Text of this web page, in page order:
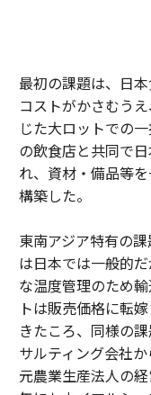
最初の課題は、日
コストがかさむう
じた大ロットでの
の飲食店と共同で
れ、資材・備品等
構築した。
東南アジア特有の
は日本では一般的
な温度管理のため
トは販売価格に転
きたころ、同様の
サルティング会社
元農業生産法人の